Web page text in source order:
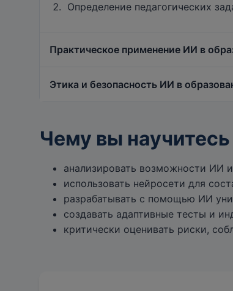
Определение педагогических
Практическое применение ИИ в
Персонализация обучения,
Этика и безопасность ИИ в
Этические аспекты применения
Разработка стратегии
Чему вы научитесь
анализировать возможности ИИ
использовать нейросети для
разрабатывать с помощью ИИ
создавать адаптивные тесты и
критически оценивать риски,